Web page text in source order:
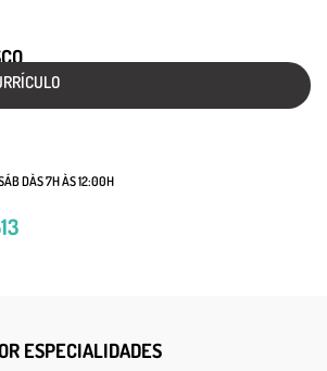
DÀS 7H ÀS 12:00H
ESPECIALIDADES